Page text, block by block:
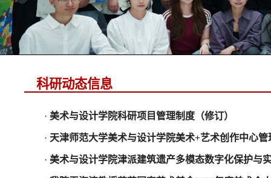
科研动态信息
· 美术与设计学院科研项目管理制度（修订）
· 天津师范大学美术与设计学院美术+艺术创作中心管
· 美术与设计学院津派建筑遗产多模态数字化保护与